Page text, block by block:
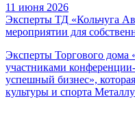
11 июня 2026
Эксперты ТД «Кольчуга
мероприятии для
Эксперты Торгового дома
участниками
успешный бизнес»,
культуры и спорта